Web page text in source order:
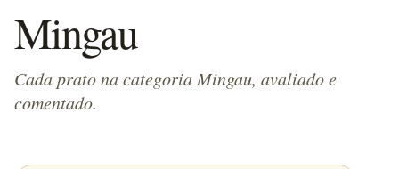
Mingau
Cada prato na categoria Mingau, avaliado e
comentado.